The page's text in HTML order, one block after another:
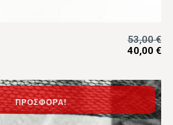
53,00€
40,00 €
ΠΡΟΣΦΟΡΆ!